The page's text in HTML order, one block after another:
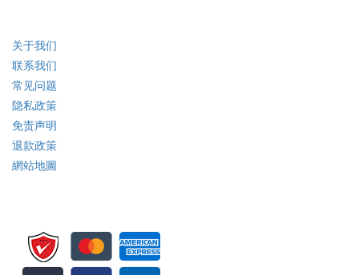
关于我们
联系我们
常见问题
隐私政策
免责声明
退款政策
網站地圖